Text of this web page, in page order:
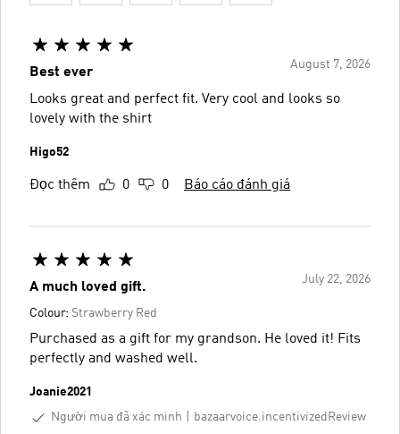
August 7, 2026
Best ever
Looks great and perfect fit. Very cool and looks so
lovely with the shirt
Higo52
Đọc thêm 0 0 Báo cáo đánh giá
July 22, 2026
A much loved gift.
Colour: Strawberry Red
Purchased as a gift for my grandson. He loved it! Fits
perfectly and washed well.
Joanie2021
Người mua đã xác minh
bazaarvoice.incentivizedReview